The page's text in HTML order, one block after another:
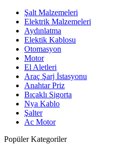
Şalt Malzemeleri
Elektrik Malzemeleri
Aydınlatma
Elektik Kablosu
Otomasyon
Motor
El Aletleri
Araç Şarj İstasyonu
Anahtar Priz
Bıçaklı Sigorta
Nya Kablo
Şalter
Ac Motor
Popüler Kategoriler